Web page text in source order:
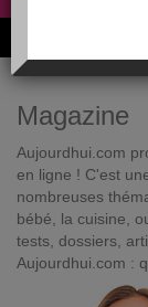
6M de
Magazine
Aujourdhui.com
en ligne ! C'est
nombreuses
bébé, la cuisine,
tests, dossiers,
Aujourdhui.com :